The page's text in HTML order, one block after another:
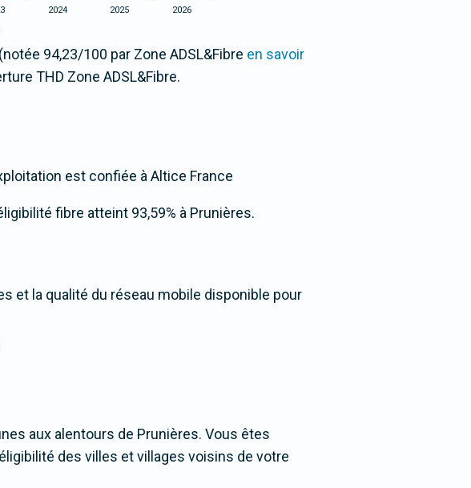
2024 2025 2026
94,23/100 par Zone ADSL&Fibre en savoir
THD Zone ADSL&Fibre.
est confiée à Altice France
fibre atteint 93,59% à Prunières.
et la qualité du réseau mobile disponible pour
aux alentours de Prunières. Vous êtes
des villes et villages voisins de votre